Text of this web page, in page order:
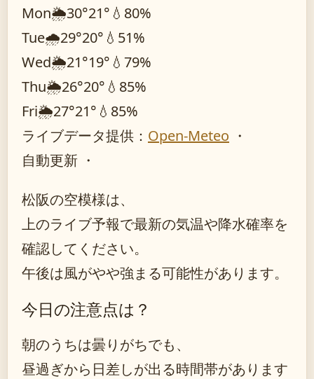
Mon🌦️30°21° 💧80%
Tue🌧️29°20° 💧51%
Wed🌦️21°19° 💧79%
Thu🌦️26°20° 💧85%
Fri🌦️27°21° 💧85%
ライブデータ提供： Open-Meteo ・
自動更新 ・
松阪の空模様は、
上のライブ予報で最新の気温や降水確率を
確認してください。
午後は風がやや強まる可能性があります。
今日の注意点は？
朝のうちは曇りがちでも、
昼過ぎから日差しが出る時間帯があります